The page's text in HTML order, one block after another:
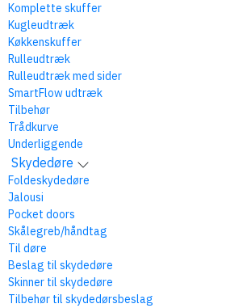
Komplette skuffer
Kugleudtræk
Køkkenskuffer
Rulleudtræk
Rulleudtræk med sider
SmartFlow udtræk
Tilbehør
Trådkurve
Underliggende
Skydedøre
Foldeskydedøre
Jalousi
Pocket doors
Skålegreb/håndtag
Til døre
Beslag til skydedøre
Skinner til skydedøre
Tilbehør til skydedørsbeslag